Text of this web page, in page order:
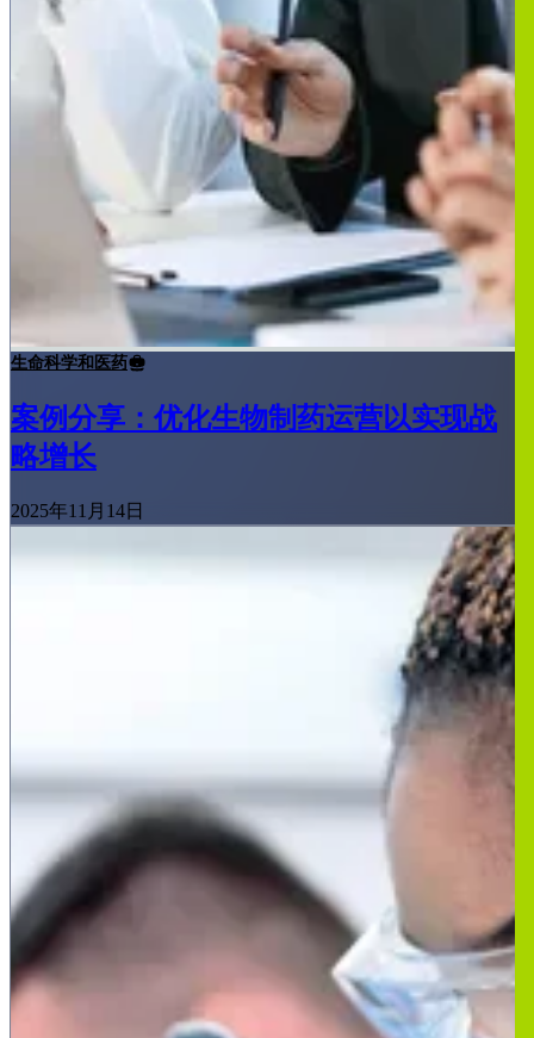
生命科学和医药
案例分享：优化生物制药运营以实现战
略增长
2025年11月14日